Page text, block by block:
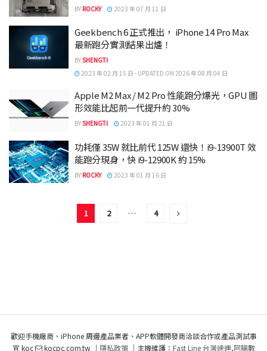
BY ROCKY 2023 年 07 月 11 日
Geekbench 6 正式推出， iPhone 14 Pro Max
最新跑分實測結果出爐！
BYSHENGTI
2023 年 02 月 15 日 - UPDATED ON 2026 年 08 月 04 日
Apple M2 Max / M2 Pro 性能跑分爆光，GPU 圖
形效能比起前一代提升約 30%
BYSHENGTI 2023 年 01 月 21 日
功耗僅 35W 就比前代 125W 還快！i9-13900T 效
能跑分現身，快 i9-12900K 約 15%
BY ROCKY 2023 年 01 月 16 日
1 2 … 4
歡迎手機廠商、iPhone 周邊產品業者、APP軟體開發商洽談合作或產品測試事
宜 koc
kocpc.com.tw ｜ 隱私政策｜主機維護： Fast Line 台灣速連,阿腸數